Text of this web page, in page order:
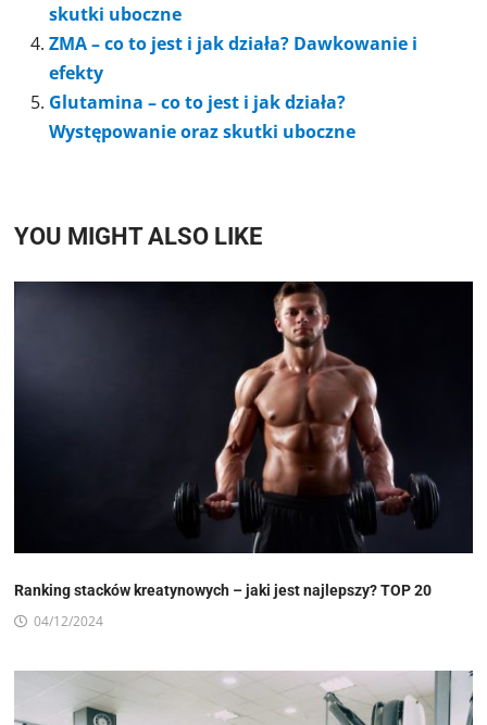
skutki uboczne
ZMA – co to jest i jak działa? Dawkowanie i
efekty
Glutamina – co to jest i jak działa?
Występowanie oraz skutki uboczne
YOU MIGHT ALSO LIKE
Ranking stacków kreatynowych – jaki jest najlepszy? TOP 20
04/12/2024